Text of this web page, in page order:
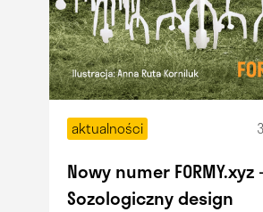
aktualności
Nowy numer FORMY.xyz
Sozologiczny design